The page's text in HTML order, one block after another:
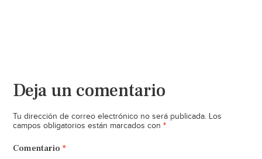
Deja un comentario
Tu dirección de correo electrónico no será publicada. Los
campos obligatorios están marcados con *
Comentario *